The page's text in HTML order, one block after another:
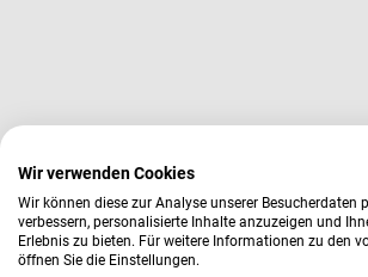
Wir verwenden Cookies
Wir können diese zur Analyse unserer Besucherdaten
verbessern, personalisierte Inhalte anzuzeigen und
Erlebnis zu bieten. Für weitere Informationen zu den
öffnen Sie die Einstellungen.